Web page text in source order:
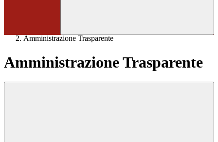
Amministrazione Trasparente
Amministrazione Trasparente